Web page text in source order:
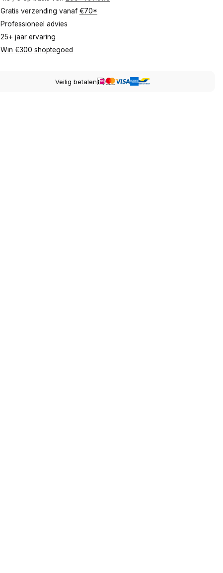
Gratis verzending vanaf €70*
Professioneel advies
25+ jaar ervaring
Win €300 shoptegoed
Veilig betalen